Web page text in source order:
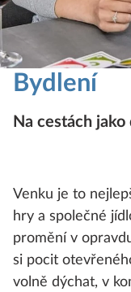
Bydlení
Na cestách jako
Venku je to
hry a společné
promění v
si pocit
volně dýchat, v